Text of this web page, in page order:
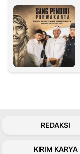
REDAKSI
KIRIM KARYA